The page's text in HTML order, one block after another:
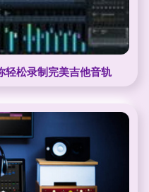
轻松录制完美吉他音轨